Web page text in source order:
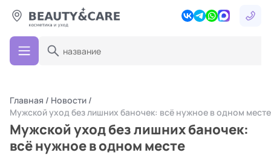
Главная
Новости
Мужской уход без лишних баночек: всё нужное в одном месте
Мужской уход без лишних баночек:
всё нужное в одном месте